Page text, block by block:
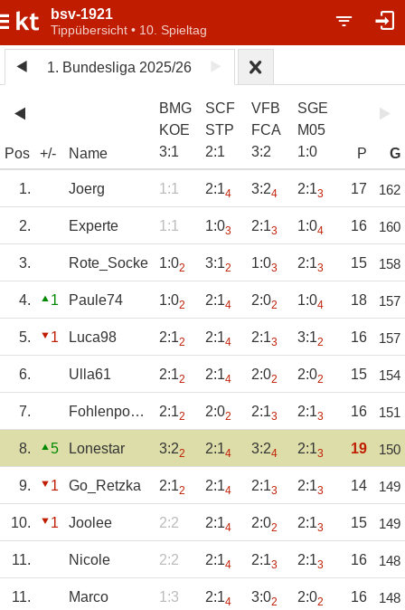
bsv-1921
Tippübersicht • 10. Spieltag
1. Bundesliga 2025/26
Pos +/- Name
BMG
KOE
3:1
SCF
STP
2:1
VFB
FCA
3:2
SGE
M05
1:0 P G
1. Joerg 1:1 2:14 3:24 2:13 17 162
2. Experte 1:1 1:03 2:13 1:04 16 160
3. Rote_Socke 1:02 3:12 1:03 2:13 15 158
4. 1 Paule74 1:02 2:14 2:02 1:04 18 157
5. 1 Luca98 2:12 2:14 2:13 3:12 16 157
6. Ulla61 2:12 2:14 2:02 2:02 15 154
7. Fohlenpower 2:12 2:02 2:13 2:13 16 151
8. 5 Lonestar 3:22 2:14 3:24 2:13 19 150
9. 1 Go_Retzka 2:12 2:14 2:13 2:13 14 149
10. 1 Joolee 2:2 2:14 2:02 2:13 15 149
11. Nicole 2:2 2:14 2:13 2:13 16 148
11. Marco 1:3 2:14 3:02 2:02 16 148